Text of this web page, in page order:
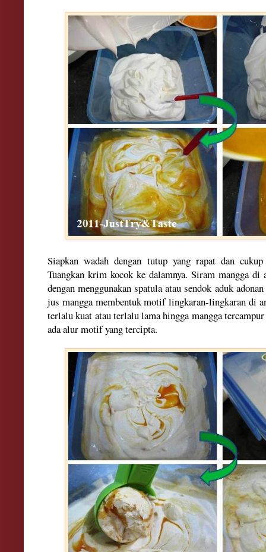
Siapkan wadah dengan tutup yang rapat dan
Tuangkan krim kocok ke dalamnya. Siram mangga
dengan menggunakan spatula atau sendok aduk
jus mangga membentuk motif lingkaran-lingkaran di
terlalu kuat atau terlalu lama hingga mangga
ada alur motif yang tercipta.